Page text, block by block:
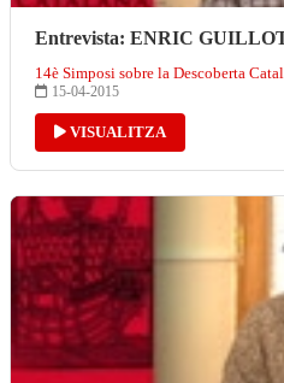
Entrevista: ENRIC
14è Simposi sobre la Descoberta
15-04-2015
VISUALITZA